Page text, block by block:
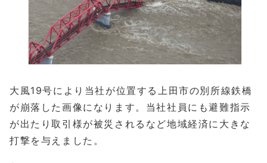
大風19号により当社が位置する上田市の別所線鉄橋
が崩落した画像になります。当社社員にも避難指示
が出たり取引様が被災されるなど地域経済に大きな
打撃を与えました。